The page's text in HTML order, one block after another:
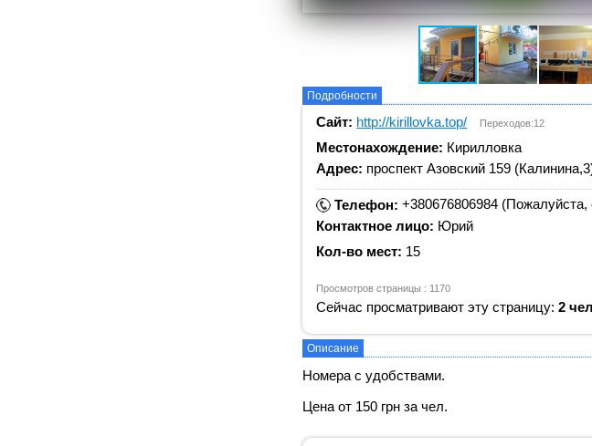
Подробности
Сайт: http://kirillovka.top/ Переходов:12
Местонахождение: Кирилловка
Адрес: проспект Азовский 159
Телефон:+380676806984 (Пожалуйста,
Контактное лицо: Юрий
Кол-во мест: 15
Просмотров страницы : 1170
Сейчас просматривают эту страницу:2
Описание
Номера с удобствами.
Цена от 150 грн за чел.